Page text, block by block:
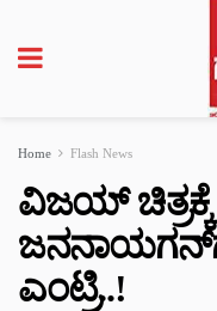
Home Flash News
ವಿಜಯ್ ಚಿತ್ರಕ್ಕೆ
ಎಂಟ್ರಿ..!